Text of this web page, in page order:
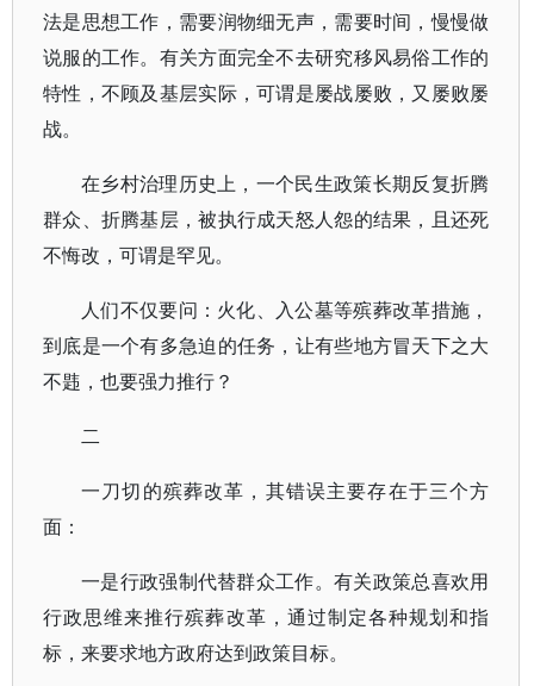
法是思想工作，需要润物细无声，需要时间，慢慢做
说服的工作。有关方面完全不去研究移风易俗工作的
特性，不顾及基层实际，可谓是屡战屡败，又屡败屡
战。
在乡村治理历史上，一个民生政策长期反复折腾
群众、折腾基层，被执行成天怒人怨的结果，且还死
不悔改，可谓是罕见。
人们不仅要问：火化、入公墓等殡葬改革措施，
到底是一个有多急迫的任务，让有些地方冒天下之大
不韪，也要强力推行？
二
一刀切的殡葬改革，其错误主要存在于三个方
面：
一是行政强制代替群众工作。有关政策总喜欢用
行政思维来推行殡葬改革，通过制定各种规划和指
标，来要求地方政府达到政策目标。